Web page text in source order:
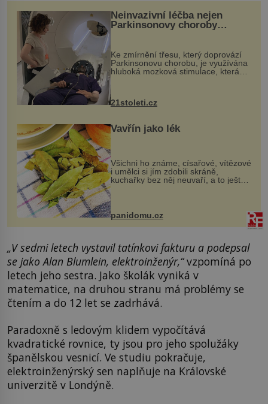
Neinvazivní léčba nejen
Parkinsonovy choroby
Ke zmírnění třesu, který doprovází
Parkinsonovu chorobu, je využívána
hluboká mozková stimulace, která
však vyžaduje vysoce invazivní
k dostatečně přesnému zacílení ...
21stoleti.cz
Vavřín jako lék
Všichni ho známe, císařové, vítězové
i umělci si jím zdobili skráně,
kuchařky bez něj neuvaří, a to ještě
nevíte, že bobkový list může výrazně
zmírnit některé naše neduhy.
Obsahuje v malém množství ně...
panidomu.cz
„V sedmi letech vystavil tatínkovi fakturu a podepsal
se jako Alan Blumlein, elektroinženýr,“vzpomíná po
letech jeho sestra. Jako školák vyniká v
matematice, na druhou stranu má problémy se
čtením a do 12 let se zadrhává.
Paradoxně s ledovým klidem vypočítává
kvadratické rovnice, ty jsou pro jeho spolužáky
španělskou vesnicí. Ve studiu pokračuje,
elektroinženýrský sen naplňuje na Královské
univerzitě v Londýně.